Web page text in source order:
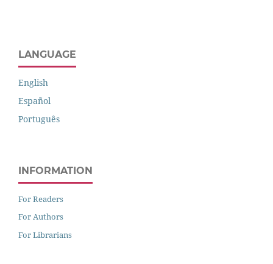
LANGUAGE
English
Español
Português
INFORMATION
For Readers
For Authors
For Librarians